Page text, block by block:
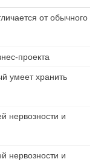
от обычного
проекта
умеет хранить
нервозности и
нервозности и